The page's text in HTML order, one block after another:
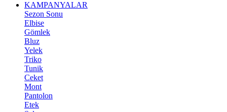
KAMPANYALAR
Sezon Sonu
Elbise
Gömlek
Bluz
Yelek
Triko
Tunik
Ceket
Mont
Pantolon
Etek